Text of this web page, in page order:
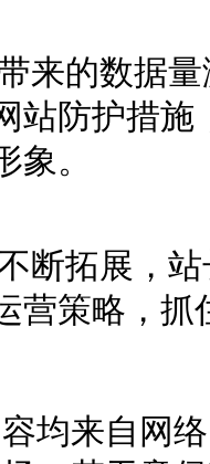
的数据量
站防护措
。
拓展，站
营策略，
容均来自网